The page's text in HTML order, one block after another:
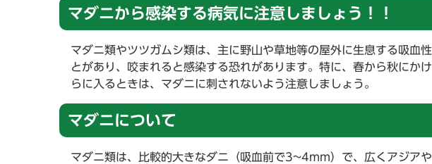
マダニから感染する病気に注意しましょう！！
マダニ類やツツガムシ類は、主に野山や草地等の屋外に生息する吸血
とがあり、咬まれると感染する恐れがあります。特に、春から秋にか
らに入るときは、マダニに刺されないよう注意しましょう。
マダニについて
マダニ類は、比較的大きなダニ（吸血前で3~4mm）で、広くアジア